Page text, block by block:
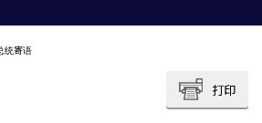
统寄语
打印